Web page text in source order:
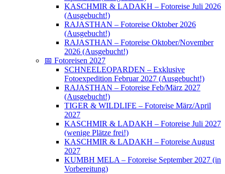
KASCHMIR & LADAKH – Fotoreise Juli 2026
(Ausgebucht!)
RAJASTHAN – Fotoreise Oktober 2026
(Ausgebucht!)
RAJASTHAN – Fotoreise Oktober/November
2026 (Ausgebucht!)
📅 Fotoreisen 2027
SCHNEELEOPARDEN – Exklusive
Fotoexpedition Februar 2027 (Ausgebucht!)
RAJASTHAN – Fotoreise Feb/März 2027
(Ausgebucht!)
TIGER & WILDLIFE – Fotoreise März/April
2027
KASCHMIR & LADAKH – Fotoreise Juli 2027
(wenige Plätze frei!)
KASCHMIR & LADAKH – Fotoreise August
2027
KUMBH MELA – Fotoreise September 2027 (in
Vorbereitung)